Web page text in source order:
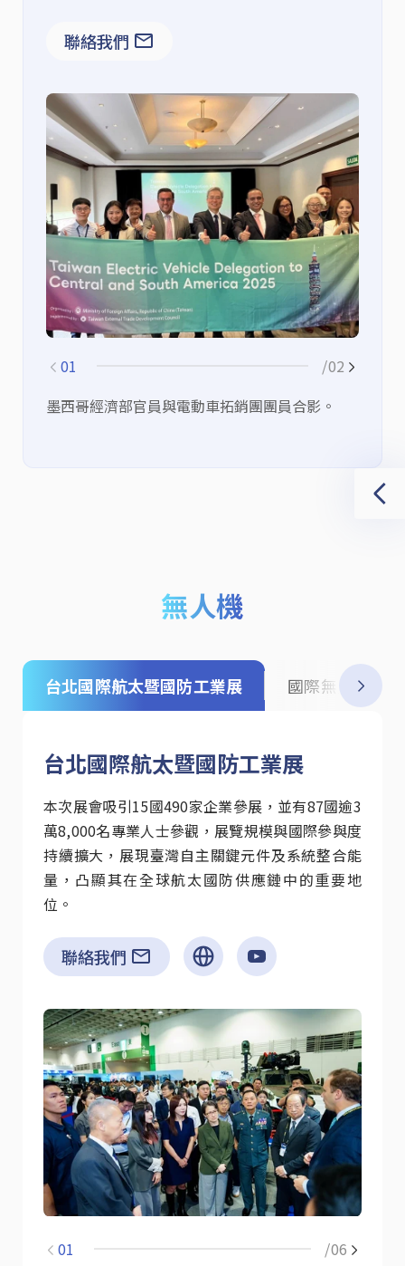
聯絡我們
01
/02
墨西哥經濟部官員與電動車拓銷團團員合影。
無人機
台北國際航太暨國防工業展 國際無人機暨
台北國際航太暨國防工業展
本次展會吸引15國490家企業參展 ，並有87國逾3
萬8,000名專業人士參觀，展覽規模與國際參與度
持續擴大，展現臺灣自主關鍵元件及系統整合能
量，凸顯其在全球航太國防供應鏈中的重要地
位 。
聯絡我們
01
/06